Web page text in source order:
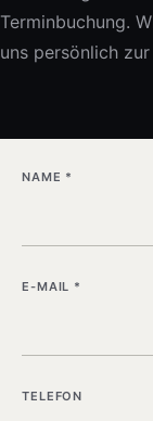
Terminbuchung.
uns persönlich
NAME *
E-MAIL *
TELEFON